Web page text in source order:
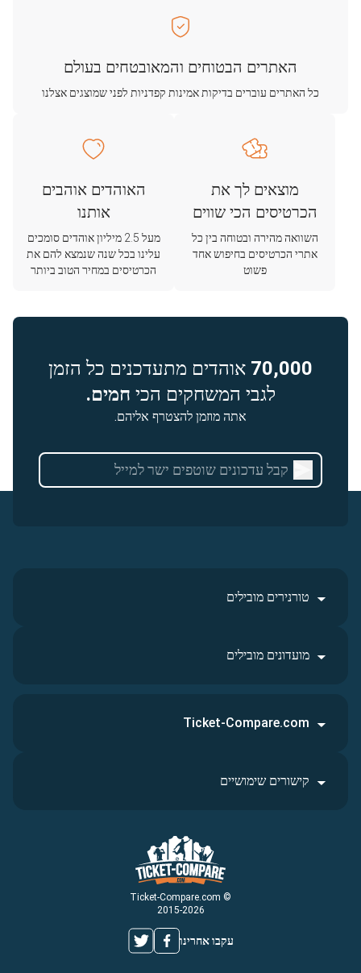
האתרים הבטוחים והמאובטחים בעולם
כל האתרים עוברים בדיקות אמינות קפדניות לפני שמוצגים אצלנו
מוצאים לך את
הכרטיסים הכי שווים
השוואה מהירה ובטוחה בין כל
אתרי הכרטיסים בחיפוש אחד
פשוט
האוהדים אוהבים
אותנו
מעל 2.5 מיליון אוהדים סומכים
עלינו בכל שנה שנמצא להם את
הכרטיסים במחיר הטוב ביותר
70,000 אוהדים מתעדכנים כל הזמן
לגבי המשחקים הכי חמים.
אתה מוזמן להצטרף אליהם.
טורנירים מובילים
מועדונים מובילים
© Ticket-Compare.com
2015-2026
עקבו אחרינו
Ticket-Compare.com
קישורים שימושיים